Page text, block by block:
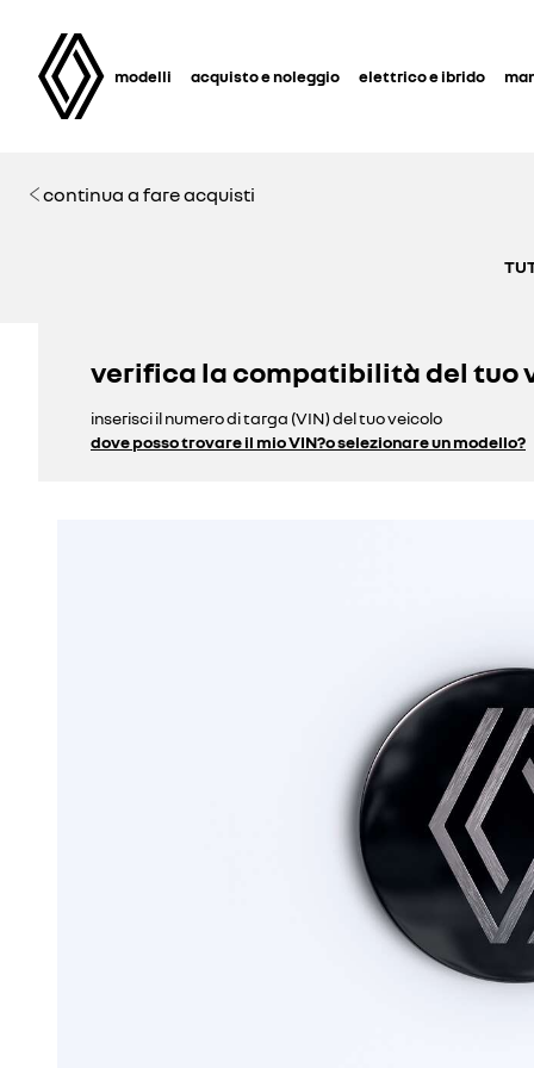
modelli acquisto e noleggio elettrico e ibrido
continua a fare acquisti
verifica la compatibilità del tuo
inserisci il numero di targa (VIN) del tuo veicolo
dove posso trovare il mio VIN?o selezionare un modello?